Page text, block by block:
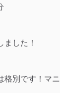
した！
格別です！マ